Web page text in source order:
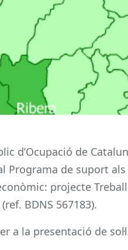
d’Ocupació de
Programa de suport
projecte Treball
BDNS 567183).
a la presentació de